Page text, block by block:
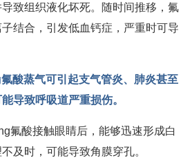
致组织液化坏死。随时间推移，氟
结合，引发低血钙症，严重时可导
酸蒸气可引起支气管炎、肺炎甚至
导致呼吸道严重损伤。
氟酸接触眼睛后，能够迅速形成白
及时，可能导致角膜穿孔。